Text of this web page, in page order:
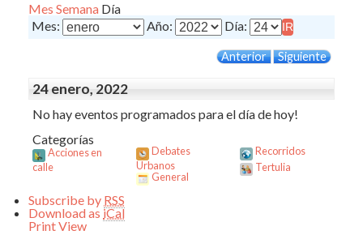
Mes Semana Día
Mes:
Año: Día:
Anterior Siguiente
24 enero, 2022
No hay eventos programados para el día de hoy!
Categorías
Acciones en
calle
Debates
Urbanos
General
Recorridos
Tertulia
Subscribe by RSS
Download as iCal
PrintView